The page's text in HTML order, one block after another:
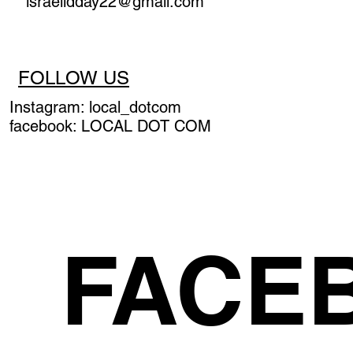
FOLLOW US
Instagram: local_dotcom
facebook: LOCAL DOT COM